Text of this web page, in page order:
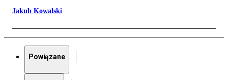
Jakub Kowalski
Powiązane